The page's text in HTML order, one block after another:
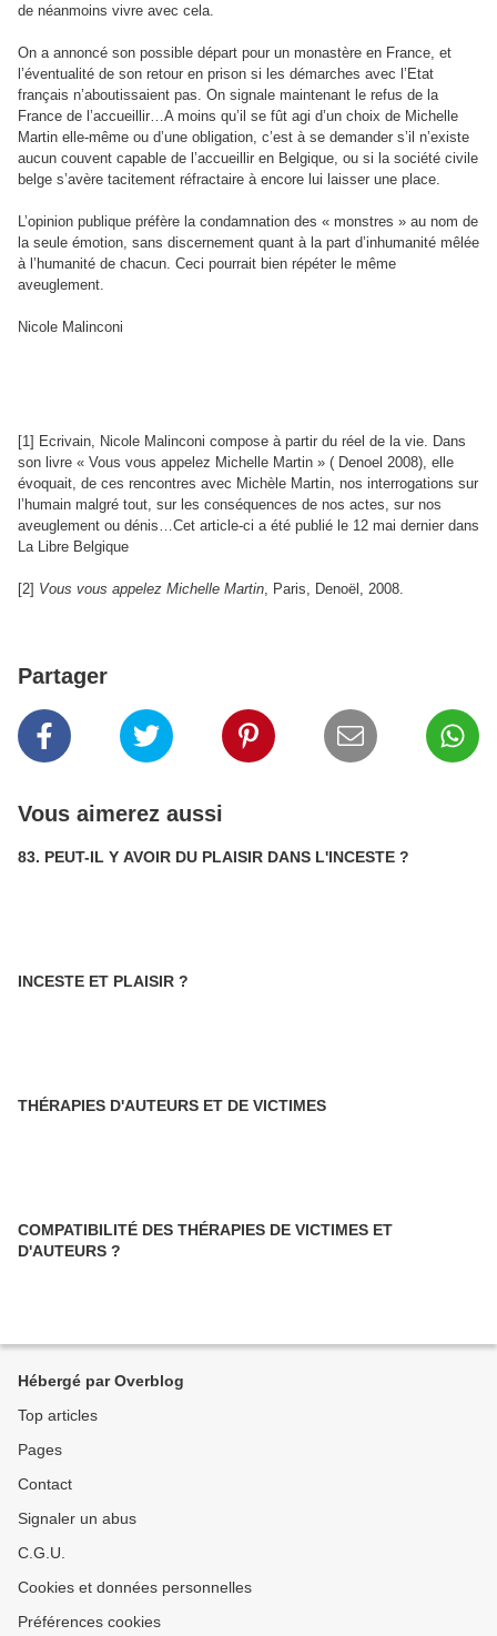
de néanmoins vivre avec cela.
On a annoncé son possible départ pour un monastère en France, et
l’éventualité de son retour en prison si les démarches avec l’Etat
français n’aboutissaient pas. On signale maintenant le refus de la
France de l’accueillir…A moins qu’il se fût agi d’un choix de Michelle
Martin elle-même ou d’une obligation, c’est à se demander s’il n’existe
aucun couvent capable de l’accueillir en Belgique, ou si la société civile
belge s’avère tacitement réfractaire à encore lui laisser une place.
L’opinion publique préfère la condamnation des « monstres » au nom de
la seule émotion, sans discernement quant à la part d’inhumanité mêlée
à l’humanité de chacun. Ceci pourrait bien répéter le même
aveuglement.
Nicole Malinconi
[1] Ecrivain, Nicole Malinconi compose à partir du réel de la vie. Dans
son livre « Vous vous appelez Michelle Martin » ( Denoel 2008), elle
évoquait, de ces rencontres avec Michèle Martin, nos interrogations sur
l’humain malgré tout, sur les conséquences de nos actes, sur nos
aveuglement ou dénis…Cet article-ci a été publié le 12 mai dernier dans
La Libre Belgique
[2] Vous vous appelez Michelle Martin, Paris, Denoël, 2008.
Partager
Vous aimerez aussi
83. PEUT-IL Y AVOIR DU PLAISIR DANS L'INCESTE ?
INCESTE ET PLAISIR ?
THÉRAPIES D'AUTEURS ET DE VICTIMES
COMPATIBILITÉ DES THÉRAPIES DE VICTIMES ET
D'AUTEURS ?
Hébergé par Overblog
Top articles
Pages
Contact
Signaler un abus
C.G.U.
Cookies et données personnelles
Préférences cookies